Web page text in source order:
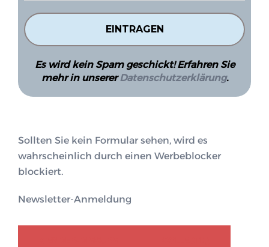
Es wird kein Spam geschickt! Erfahren Sie
mehr in unsererDatenschutzerklärung.
Sollten Sie kein Formular sehen, wird es
wahrscheinlich durch einen Werbeblocker
blockiert.
Newsletter-Anmeldung